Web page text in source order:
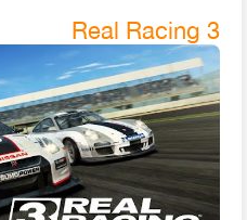
Real Racing 3